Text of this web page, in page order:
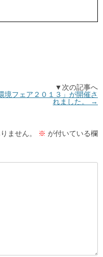
▼次の記事へ
境フェア２０１３」が開催さ
れました。
→
ません。 ※ が付いている欄